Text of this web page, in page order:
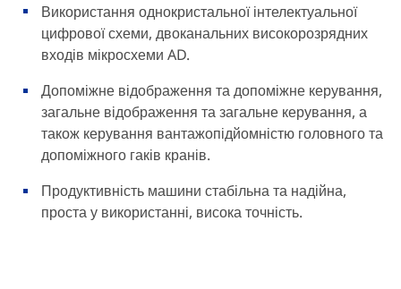
Використання однокристальної інтелектуальної
цифрової схеми, двоканальних високорозрядних
входів мікросхеми AD.
Допоміжне відображення та допоміжне керування,
загальне відображення та загальне керування, а
також керування вантажопідйомністю головного та
допоміжного гаків кранів.
Продуктивність машини стабільна та надійна,
проста у використанні, висока точність.